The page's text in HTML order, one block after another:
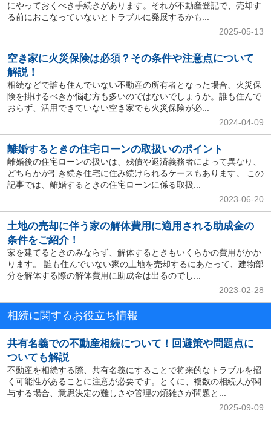
にやっておくべき手続きがあります。それが不動産登記で、売却す
る前におこなっていないとトラブルに発展するかも...
2025-05-13
空き家に火災保険は必須？その条件や注意点について
解説！
相続などで誰も住んでいない不動産の所有者となった場合、火災保
険を掛けるべきか悩む方も多いのではないでしょうか。誰も住んで
おらず、活用できていない空き家でも火災保険が必...
2024-04-09
離婚するときの住宅ローンの取扱いのポイント
離婚後の住宅ローンの扱いは、残債や返済義務者によって異なり、
どちらかが引き続き住宅に住み続けられるケースもあります。 この
記事では、離婚するときの住宅ローンに係る取扱...
2023-06-20
土地の売却に伴う家の解体費用に適用される助成金の
条件をご紹介！
家を建てるときのみならず、解体するときもいくらかの費用がかか
ります。 誰も住んでいない家の土地を売却するにあたって、建物部
分を解体する際の解体費用に助成金は出るのでし...
2023-02-28
相続に関するお役立ち情報
共有名義での不動産相続について！回避策や問題点に
ついても解説
不動産を相続する際、共有名義にすることで将来的なトラブルを招
く可能性があることに注意が必要です。とくに、複数の相続人が関
与する場合、意思決定の難しさや管理の煩雑さが問題と...
2025-09-09